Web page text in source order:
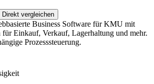
Direkt vergleichen
Business Software für KMU mit
für Einkauf, Verkauf, Lagerhaltung und mehr.
Prozesssteuerung.